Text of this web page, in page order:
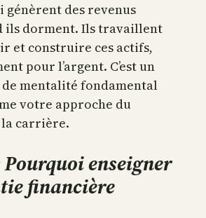
génèrent des revenus
ils dorment. Ils travaillent
et construire ces actifs,
pour l’argent. C’est un
de mentalité fondamental
votre approche du
carrière.
Pourquoi enseigner
financière